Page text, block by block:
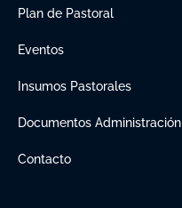
Plan de Pastoral
Eventos
Insumos Pastorales
Documentos Administración
Contacto